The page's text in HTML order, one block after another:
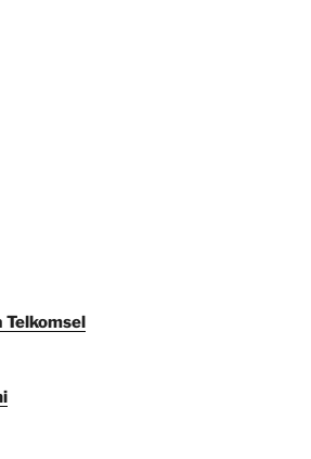
Telkomsel